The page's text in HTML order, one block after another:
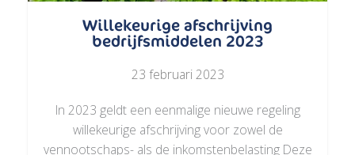
Willekeurige afschrijving
bedrijfsmiddelen 2023
23 februari 2023
In 2023 geldt een eenmalige nieuwe regeling
willekeurige afschrijving voor zowel de
vennootschaps- als de inkomstenbelasting Deze